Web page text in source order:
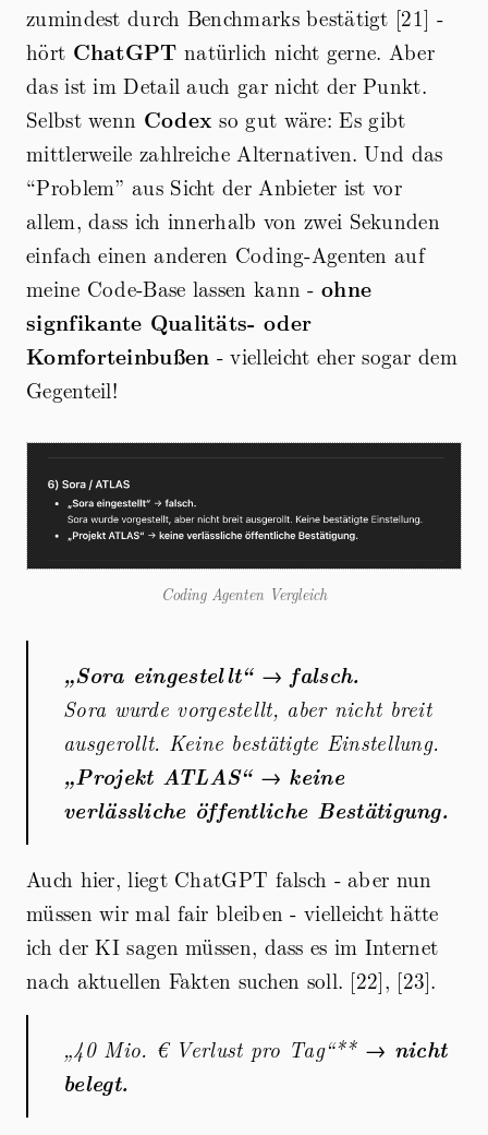
zumindest durch Benchmarks bestätigt [21] -
hört ChatGPT natürlich nicht gerne. Aber
das ist im Detail auch gar nicht der Punkt.
Selbst wenn Codex so gut wäre: Es gibt
mittlerweile zahlreiche Alternativen. Und das
“Problem” aus Sicht der Anbieter ist vor
allem, dass ich innerhalb von zwei Sekunden
einfach einen anderen Coding-Agenten auf
meine Code-Base lassen kann -ohne
signfikante Qualitäts- oder
Komforteinbußen - vielleicht eher sogar dem
Gegenteil!
Coding Agenten Vergleich
„Sora eingestellt“→ falsch.
Sora wurde vorgestellt, aber nicht breit
ausgerollt. Keine bestätigte Einstellung.
„Projekt ATLAS“→ keine
verlässliche öffentliche Bestätigung.
Auch hier, liegt ChatGPT falsch - aber nun
müssen wir mal fair bleiben - vielleicht hätte
ich der KI sagen müssen, dass es im Internet
nach aktuellen Fakten suchen soll. [22], [23].
„40 Mio. € Verlust pro Tag“** → nicht
belegt.